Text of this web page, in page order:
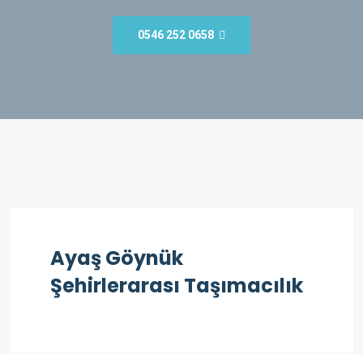
0546 252 0658
Ayaş Göynük
Şehirlerarası Taşımacılık